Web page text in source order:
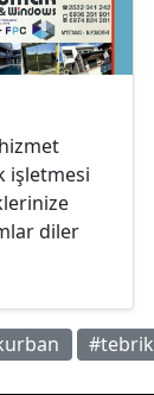
hizmet
işletmesi
diler
#tebrik